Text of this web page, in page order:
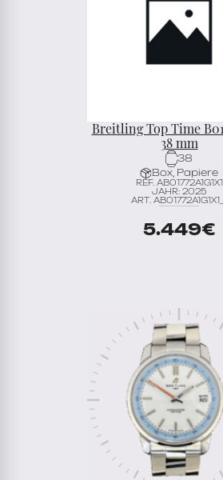
Breitling Top Time
38 mm
38
Box, Papiere
REF. AB01772A1G1X1
JAHR: 2025
ART. AB01772A1G1X1_1
5.449€